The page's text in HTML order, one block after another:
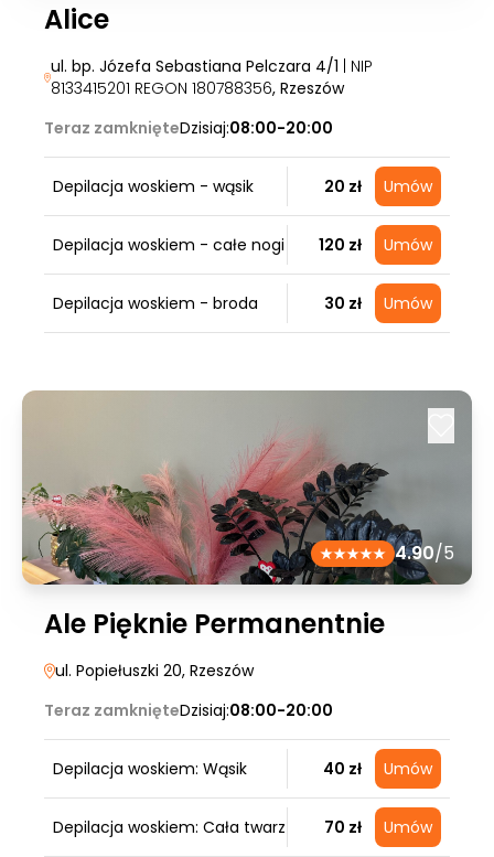
Alice
ul. bp. Józefa Sebastiana Pelczara 4/1 | NIP
8133415201 REGON 180788356, Rzeszów
Teraz zamknięteDzisiaj:08:00-20:00
Depilacja woskiem - wąsik 20 zł Umów
Depilacja woskiem - całe nogi 120 zł Umów
Depilacja woskiem - broda 30 zł Umów
4.90/5
Ale Pięknie Permanentnie
ul. Popiełuszki 20, Rzeszów
Teraz zamknięteDzisiaj:08:00-20:00
Depilacja woskiem: Wąsik 40 zł Umów
Depilacja woskiem: Cała twarz 70 zł Umów